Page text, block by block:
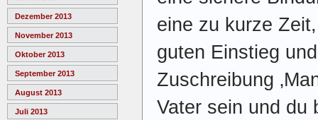
Dezember 2013
November 2013
Oktober 2013
September 2013
August 2013
Juli 2013
eine zu kurze
guten Einstieg
Zuschreibung
Vater sein und du